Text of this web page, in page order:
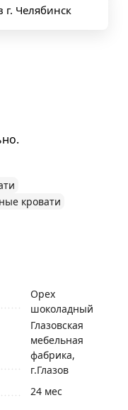
г. Челябинск
кровати
Орех
шоколадный
Глазовская
мебельная
фабрика,
г.Глазов
24 мес